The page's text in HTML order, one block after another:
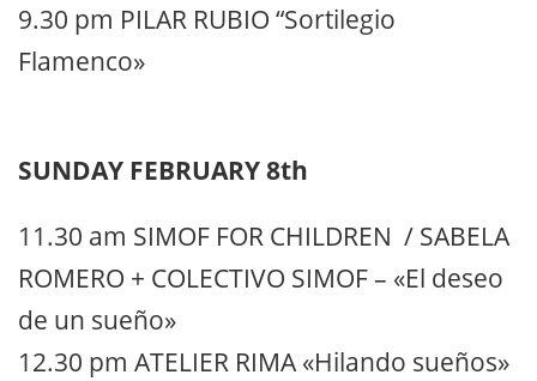
9.30 pm PILAR RUBIO “Sortilegio
Flamenco»
SUNDAY FEBRUARY 8th
11.30 am SIMOF FOR CHILDREN / SABELA
ROMERO + COLECTIVO SIMOF – «El deseo
de un sueño»
12.30 pm ATELIER RIMA «Hilando sueños»